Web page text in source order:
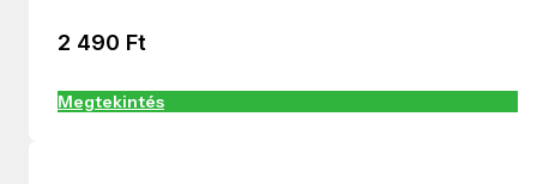
2 490 Ft
Megtekintés